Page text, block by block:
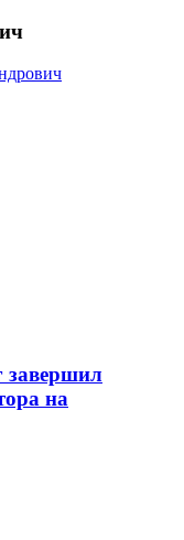
завершил
на